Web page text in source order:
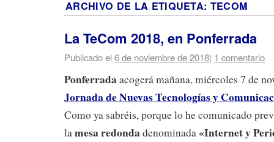
ARCHIVO DE LA ETIQUETA: TECOM
La TeCom 2018, en Ponferrada
Publicado el6 de noviembre de 2018| 1 comentario
Ponferradaacogerá mañana, miércoles 7 de
Jornada de Nuevas Tecnologías y
Como ya sabréis, porque lo he comunicado
lamesa redondadenominada«Internet y